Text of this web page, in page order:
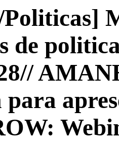
de
para